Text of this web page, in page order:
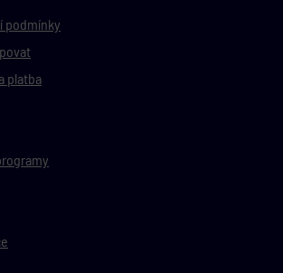
podmínky
platba